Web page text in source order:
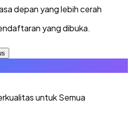
depan yang lebih cerah
yang dibuka.
untuk Semua